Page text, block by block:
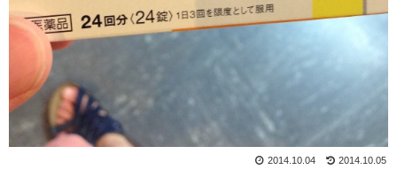
2014.10.05
2014.10.04